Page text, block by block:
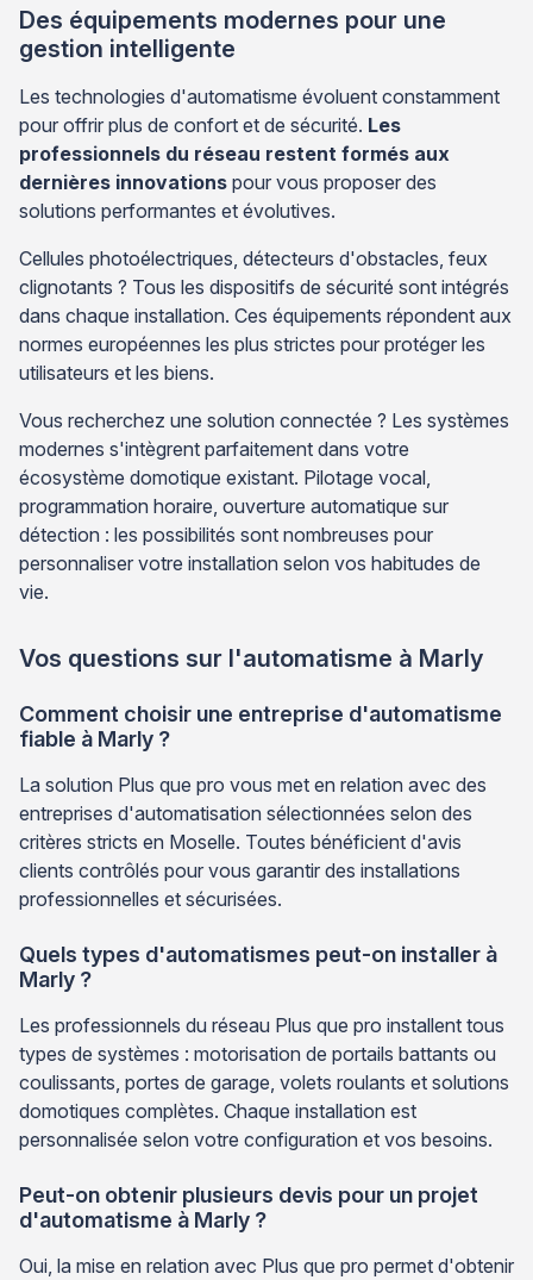
Des équipements modernes pour une
gestion intelligente
Les technologies d'automatisme évoluent constamment
pour offrir plus de confort et de sécurité. Les
professionnels du réseau restent formés aux
dernières innovations pour vous proposer des
solutions performantes et évolutives.
Cellules photoélectriques, détecteurs d'obstacles, feux
clignotants ? Tous les dispositifs de sécurité sont intégrés
dans chaque installation. Ces équipements répondent aux
normes européennes les plus strictes pour protéger les
utilisateurs et les biens.
Vous recherchez une solution connectée ? Les systèmes
modernes s'intègrent parfaitement dans votre
écosystème domotique existant. Pilotage vocal,
programmation horaire, ouverture automatique sur
détection : les possibilités sont nombreuses pour
personnaliser votre installation selon vos habitudes de
vie.
Vos questions sur l'automatisme à Marly
Comment choisir une entreprise d'automatisme
fiable à Marly ?
La solution Plus que pro vous met en relation avec des
entreprises d'automatisation sélectionnées selon des
critères stricts en Moselle. Toutes bénéficient d'avis
clients contrôlés pour vous garantir des installations
professionnelles et sécurisées.
Quels types d'automatismes peut-on installer à
Marly ?
Les professionnels du réseau Plus que pro installent tous
types de systèmes : motorisation de portails battants ou
coulissants, portes de garage, volets roulants et solutions
domotiques complètes. Chaque installation est
personnalisée selon votre configuration et vos besoins.
Peut-on obtenir plusieurs devis pour un projet
d'automatisme à Marly ?
Oui, la mise en relation avec Plus que pro permet d'obtenir